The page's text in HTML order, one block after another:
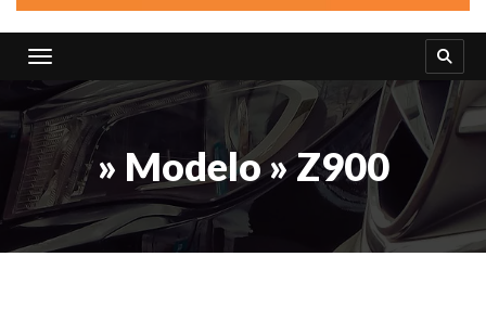
Toggle navigation
» Modelo » Z900